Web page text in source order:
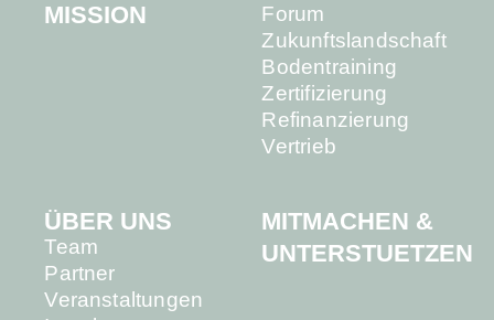
MISSION
Forum
Zukunftslandschaft
Bodentraining
Zertifizierung
Refinanzierung
Vertrieb
ÜBER UNS
Team
Partner
Veranstaltungen
MITMACHEN &
UNTERSTUETZEN